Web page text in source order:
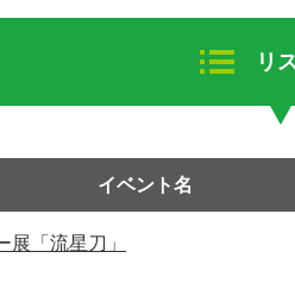
リ
イベント名
展「流星刀」